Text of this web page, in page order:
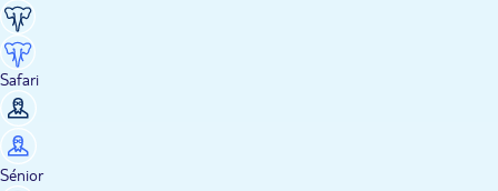
Safari
Sénior